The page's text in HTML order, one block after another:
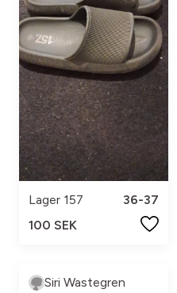
Lager 157
36-37
100 SEK
Siri Wastegren